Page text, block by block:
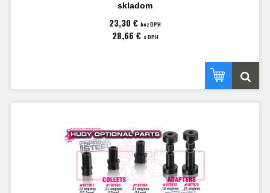
skladom
23,30 € bez DPH
28,66 € s DPH